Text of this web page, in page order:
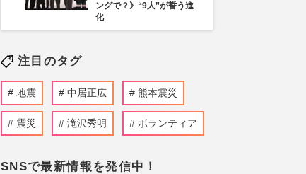
ングで？》“9人”が誓う進
化
注目のタグ
地震 中居正広 熊本震災
震災 滝沢秀明 ボランティア
SNSで最新情報を発信中！